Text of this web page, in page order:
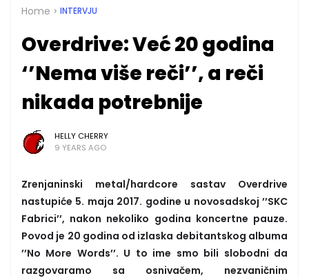
Home INTERVJU
Overdrive: Već 20 godina
‘’Nema više reči’’, a reči
nikada potrebnije
HELLY CHERRY
9 YEARS AGO
Zrenjaninski metal/hardcore sastav Overdrive
nastupiće 5. maja 2017. godine u novosadskoj ’’SKC
Fabrici’’, nakon nekoliko godina koncertne pauze.
Povod je 20 godina od izlaska debitantskog albuma
’’No More Words’’. U to ime smo bili slobodni da
razgovaramo sa osnivačem, nezvaničnim